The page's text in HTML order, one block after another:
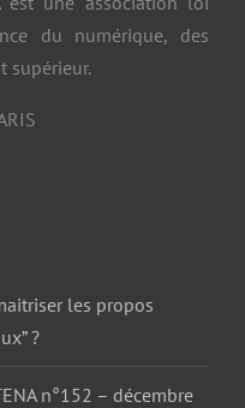
du numérique, des
supérieur.
les propos
?
n°152 – décembre